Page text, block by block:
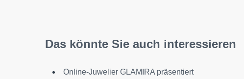
Das könnte Sie auch interessieren
Online-Juwelier GLAMIRA präsentiert